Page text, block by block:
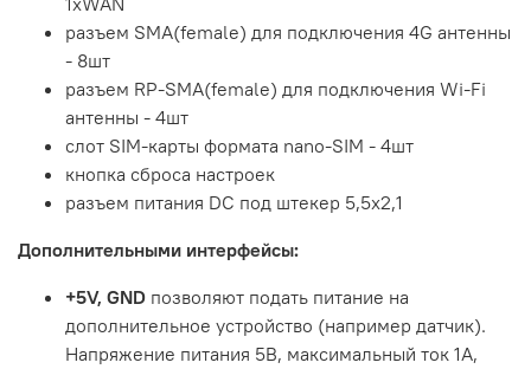
разъем SMA(female) для подключения 4G антенны
- 8шт
разъем RP-SMA(female) для подключения Wi-Fi
антенны - 4шт
слот SIM-карты формата nano-SIM - 4шт
кнопка сброса настроек
разъем питания DC под штекер 5,5х2,1
Дополнительными интерфейсы:
+5V, GND позволяют подать питание на
дополнительное устройство (например датчик).
Напряжение питания 5В, максимальный ток 1А,